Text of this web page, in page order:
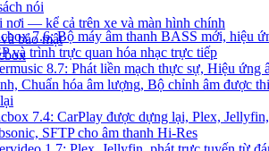
7.6: Bộ máy âm thanh BASS mới, hiệu
và trình trực quan hóa nhạc trực tiếp
8.7: Phát liền mạch thực sự, Hiệu ứng
Chuẩn hóa âm lượng, Bộ chỉnh âm được
7.4: CarPlay được dựng lại, Plex, Jellyfin,
SFTP cho âm thanh Hi-Res
nói
nơi — kể cả trên xe và màn hình chính
bảo mật